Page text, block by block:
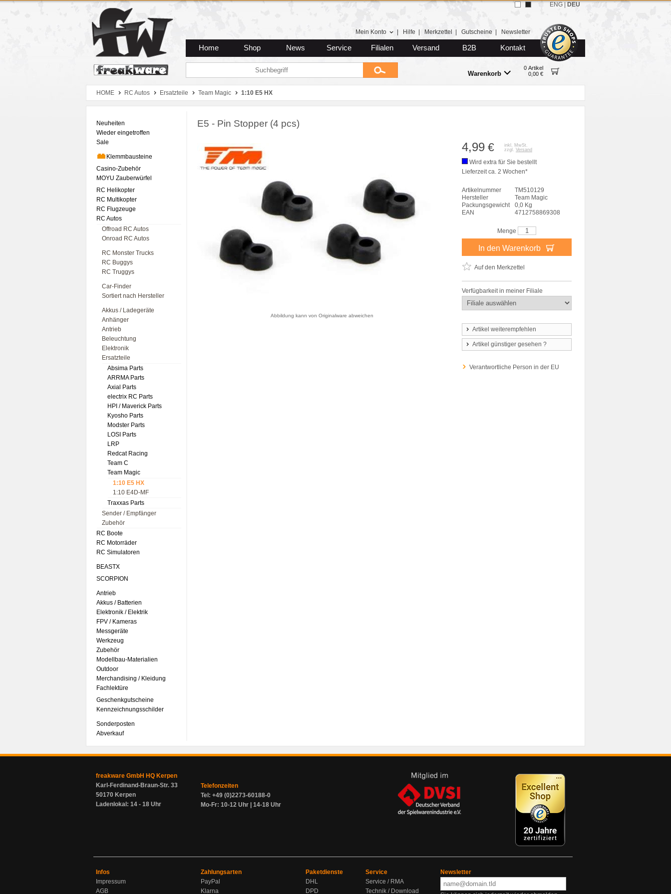
Zum Hauptmenue
Zum Seiteninhalt
Zum Warenkob
Mein Konto Hilfe Merkzettel Gutscheine Newsletter
Home Shop News Service Filialen Versand B2B Kontakt
Warenkorb
0 Artikel
0,00 €
ENG DEU
HOME RC Autos Ersatzteile Team Magic 1:10 E5 HX
Neuheiten
Wieder eingetroffen
Sale
Klemmbausteine
Casino-Zubehör
MOYU Zauberwürfel
RC Helikopter
RC Multikopter
RC Flugzeuge
RC Autos
Offroad RC Autos
Onroad RC Autos
RC Monster Trucks
RC Buggys
RC Truggys
Car-Finder
Sortiert nach Hersteller
Akkus / Ladegeräte
Anhänger
Antrieb
Beleuchtung
Elektronik
Ersatzteile
Absima Parts
ARRMA Parts
Axial Parts
electrix RC Parts
HPI / Maverick Parts
Kyosho Parts
Modster Parts
LOSI Parts
LRP
Redcat Racing
Team C
Team Magic
1:10 E5 HX
1:10 E4D-MF
Traxxas Parts
Sender / Empfänger
Zubehör
RC Boote
RC Motorräder
RC Simulatoren
BEASTX
SCORPION
Antrieb
Akkus / Batterien
Elektronik / Elektrik
FPV / Kameras
Messgeräte
Werkzeug
Zubehör
Modellbau-Materialien
Outdoor
Merchandising / Kleidung
Fachlektüre
Geschenkgutscheine
Kennzeichnungsschilder
Sonderposten
Abverkauf
E5 - Pin Stopper (4 pcs)
Abbildung kann von Originalware abweichen
4,99 €
inkl. MwSt.
zzgl. Versand
Wird extra für Sie bestellt
Lieferzeit ca. 2 Wochen*
Artikelnummer
TM510129
Hersteller
Team Magic
Packungsgewicht
0,0 Kg
EAN
4712758869308
Menge
In den Warenkorb
Auf den Merkzettel
Verfügbarkeit in meiner Filiale
Artikel weiterempfehlen
Artikel günstiger gesehen ?
Verantwortliche Person in der EU
freakware GmbH HQ Kerpen
Karl-Ferdinand-Braun-Str. 33
50170 Kerpen
Ladenlokal: 14 - 18 Uhr
Telefonzeiten
Tel: +49 (0)2273-60188-0
Mo-Fr: 10-12 Uhr | 14-18 Uhr
Infos
Impressum
AGB
Zahlungsarten
PayPal
Klarna
Paketdienste
DHL
DPD
Service
Service / RMA
Technik / Download
Newsletter